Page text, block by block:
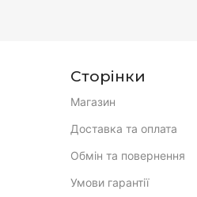
Сторінки
Магазин
Доставка та оплата
Обмін та повернення
Умови гарантії